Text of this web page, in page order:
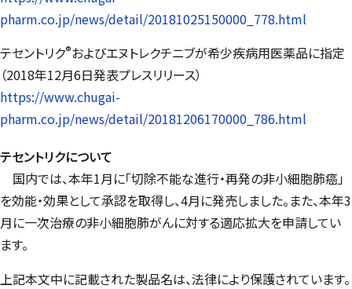
pharm.co.jp/news/detail/20181025150000_778.html
テセントリク®およびエヌトレクチニブが希少疾病用医薬品に指定
（2018年12月6日発表プレスリリース）
https://www.chugai-
pharm.co.jp/news/detail/20181206170000_786.html
テセントリクについて
国内では、本年1月に「切除不能な進行・再発の非小細胞肺癌」
を効能・効果として承認を取得し、4月に発売しました。また、本年3
月に一次治療の非小細胞肺がんに対する適応拡大を申請してい
ます。
上記本文中に記載された製品名は、法律により保護されています。